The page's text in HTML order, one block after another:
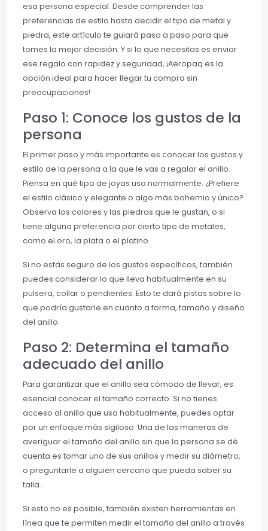
esa persona especial. Desde comprender las
preferencias de estilo hasta decidir el tipo de metal y
piedra, este artículo te guiará paso a paso para que
tomes la mejor decisión. Y si lo que necesitas es enviar
ese regalo con rapidez y seguridad, ¡Aeropaq es la
opción ideal para hacer llegar tu compra sin
preocupaciones!
Paso 1: Conoce los gustos de la
persona
El primer paso y más importante es conocer los gustos y
estilo de la persona a la que le vas a regalar el anillo.
Piensa en qué tipo de joyas usa normalmente. ¿Prefiere
el estilo clásico y elegante o algo más bohemio y único?
Observa los colores y las piedras que le gustan, o si
tiene alguna preferencia por cierto tipo de metales,
como el oro, la plata o el platino.
Si no estás seguro de los gustos específicos, también
puedes considerar lo que lleva habitualmente en su
pulsera, collar o pendientes. Esto te dará pistas sobre lo
que podría gustarle en cuanto a forma, tamaño y diseño
del anillo.
Paso 2: Determina el tamaño
adecuado del anillo
Para garantizar que el anillo sea cómodo de llevar, es
esencial conocer el tamaño correcto. Si no tienes
acceso al anillo que usa habitualmente, puedes optar
por un enfoque más sigiloso. Una de las maneras de
averiguar el tamaño del anillo sin que la persona se dé
cuenta es tomar uno de sus anillos y medir su diámetro,
o preguntarle a alguien cercano que pueda saber su
talla.
Si esto no es posible, también existen herramientas en
línea que te permiten medir el tamaño del anillo a través